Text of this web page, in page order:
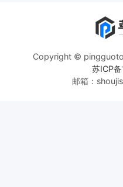
Copyright ©
苏ICP
邮箱：